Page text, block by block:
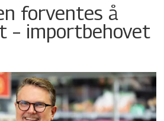
forventes å
– importbehovet